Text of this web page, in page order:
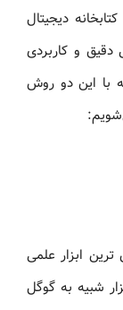
دیجیتال
و کاربردی
با این دو روش
ابزار علمی
شبیه به گوگل